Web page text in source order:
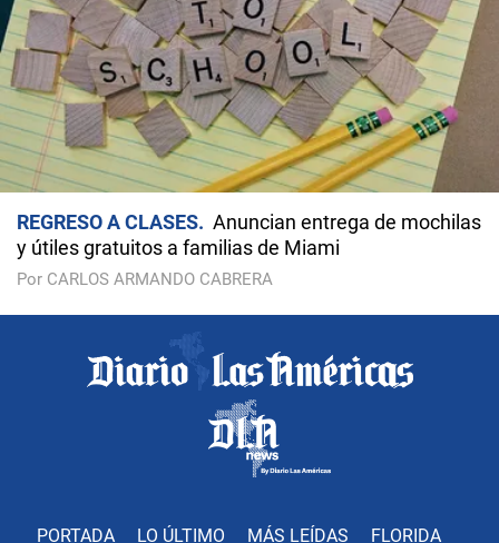
REGRESO A CLASES
Anuncian entrega de mochilas
y útiles gratuitos a familias de Miami
Por CARLOS ARMANDO CABRERA
PORTADA LO ÚLTIMO MÁS LEÍDAS FLORIDA